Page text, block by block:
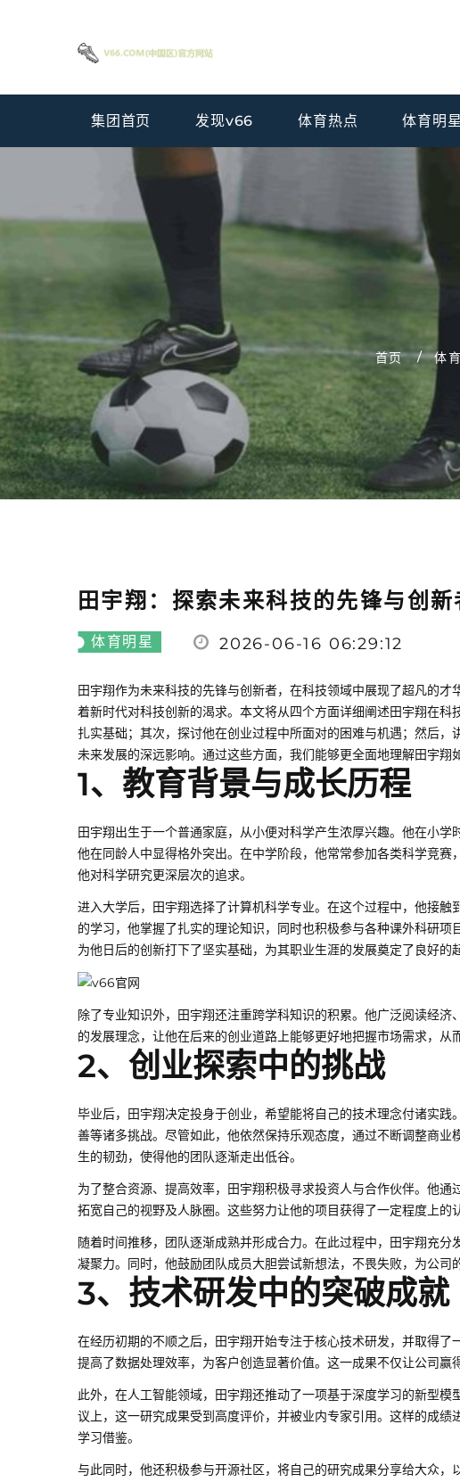
集团首页 发现v66 体育热点 体育明星
首页 体
田宇翔：探索未来科技的先锋与创
体育明星 2026-06-16 06:29:12
田宇翔作为未来科技的先锋与创新者，在科技领域中展现了超凡的
着新时代对科技创新的渴求。本文将从四个方面详细阐述田宇翔在
扎实基础；其次，探讨他在创业过程中所面对的困难与机遇；然后
未来发展的深远影响。通过这些方面，我们能够更全面地理解田宇翔
1、教育背景与成长历程
田宇翔出生于一个普通家庭，从小便对科学产生浓厚兴趣。他在小
他在同龄人中显得格外突出。在中学阶段，他常常参加各类科学竞
他对科学研究更深层次的追求。
进入大学后，田宇翔选择了计算机科学专业。在这个过程中，他接
的学习，他掌握了扎实的理论知识，同时也积极参与各种课外科研
为他日后的创新打下了坚实基础，为其职业生涯的发展奠定了良好的起
除了专业知识外，田宇翔还注重跨学科知识的积累。他广泛阅读经
的发展理念，让他在后来的创业道路上能够更好地把握市场需求，从
2、创业探索中的挑战
毕业后，田宇翔决定投身于创业，希望能将自己的技术理念付诸实
善等诸多挑战。尽管如此，他依然保持乐观态度，通过不断调整商
生的韧劲，使得他的团队逐渐走出低谷。
为了整合资源、提高效率，田宇翔积极寻求投资人与合作伙伴。他
拓宽自己的视野及人脉圈。这些努力让他的项目获得了一定程度上的
随着时间推移，团队逐渐成熟并形成合力。在此过程中，田宇翔充
凝聚力。同时，他鼓励团队成员大胆尝试新想法，不畏失败，为公司
3、技术研发中的突破成就
在经历初期的不顺之后，田宇翔开始专注于核心技术研发，并取得
提高了数据处理效率，为客户创造显著价值。这一成果不仅让公司赢
此外，在人工智能领域，田宇翔还推动了一项基于深度学习的新型
议上，这一研究成果受到高度评价，并被业内专家引用。这样的成
学习借鉴。
与此同时，他还积极参与开源社区，将自己的研究成果分享给大众